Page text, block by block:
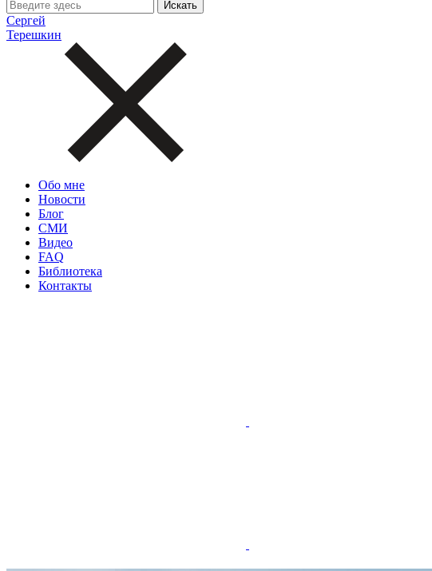
Сергей
Терешкин
Обо мне
Новости
Блог
СМИ
Видео
FAQ
Библиотека
Контакты